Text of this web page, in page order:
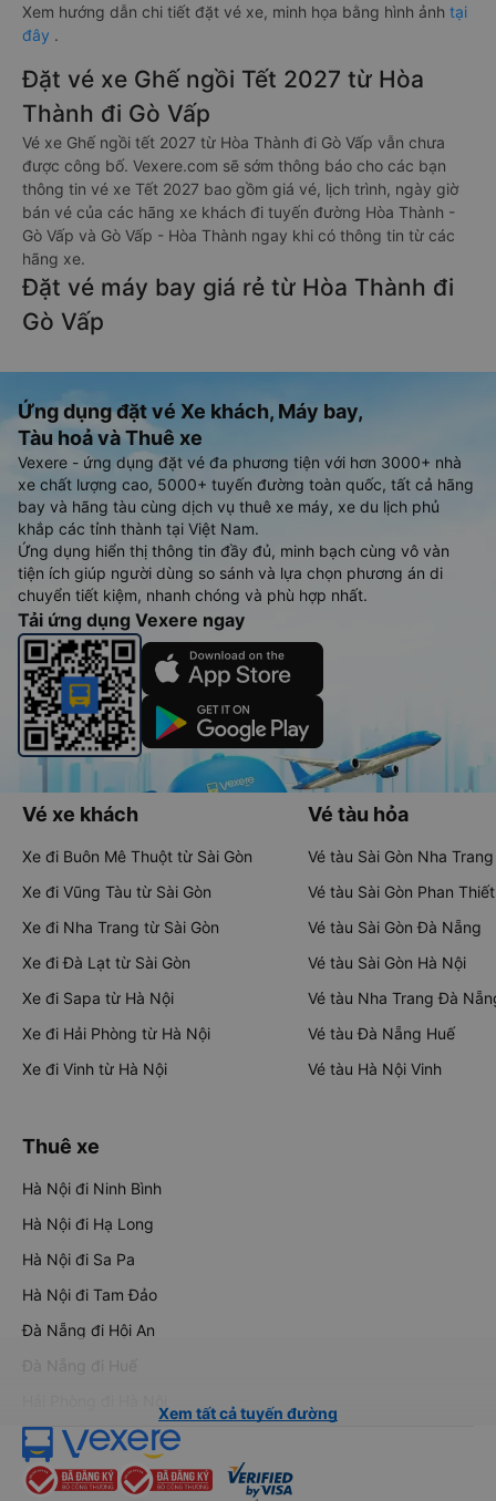
Xem hướng dẫn chi tiết đặt vé xe, minh họa bằng hình ảnh tại
đây .
Đặt vé xe Ghế ngồi Tết 2027 từ Hòa
Thành đi Gò Vấp
Vé xe Ghế ngồi tết 2027 từ Hòa Thành đi Gò Vấp vẫn chưa
được công bố. Vexere.com sẽ sớm thông báo cho các bạn
thông tin vé xe Tết 2027 bao gồm giá vé, lịch trình, ngày giờ
bán vé của các hãng xe khách đi tuyến đường Hòa Thành -
Gò Vấp và Gò Vấp - Hòa Thành ngay khi có thông tin từ các
hãng xe.
Đặt vé máy bay giá rẻ từ Hòa Thành đi
Gò Vấp
Ứng dụng đặt vé Xe khách, Máy bay,
Tàu hoả và Thuê xe
Vexere - ứng dụng đặt vé đa phương tiện với hơn 3000+ nhà
xe chất lượng cao, 5000+ tuyến đường toàn quốc, tất cả hãng
bay và hãng tàu cùng dịch vụ thuê xe máy, xe du lịch phủ
khắp các tỉnh thành tại Việt Nam.
Ứng dụng hiển thị thông tin đầy đủ, minh bạch cùng vô vàn
tiện ích giúp người dùng so sánh và lựa chọn phương án di
chuyển tiết kiệm, nhanh chóng và phù hợp nhất.
Tải ứng dụng Vexere ngay
Vé xe khách
Xe đi Buôn Mê Thuột từ Sài Gòn
Xe đi Vũng Tàu từ Sài Gòn
Xe đi Nha Trang từ Sài Gòn
Xe đi Đà Lạt từ Sài Gòn
Xe đi Sapa từ Hà Nội
Xe đi Hải Phòng từ Hà Nội
Xe đi Vinh từ Hà Nội
Vé tàu hỏa
Vé tàu Sài Gòn Nha Trang
Vé tàu Sài Gòn Phan Thiết
Vé tàu Sài Gòn Đà Nẵng
Vé tàu Sài Gòn Hà Nội
Vé tàu Nha Trang Đà
Vé tàu Đà Nẵng Huế
Vé tàu Hà Nội Vinh
Thuê xe
Hà Nội đi Ninh Bình
Hà Nội đi Hạ Long
Hà Nội đi Sa Pa
Hà Nội đi Tam Đảo
Đà Nẵng đi Hội An
Đà Nẵng đi Huế
Xem tất cả tuyến đường